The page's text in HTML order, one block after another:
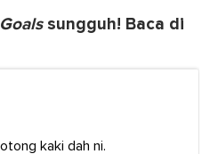
Goalssungguh! Baca di
kaki dah ni.